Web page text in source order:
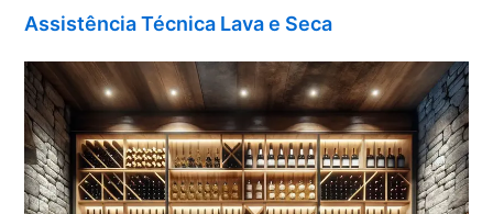
Assistência Técnica Lava e Seca